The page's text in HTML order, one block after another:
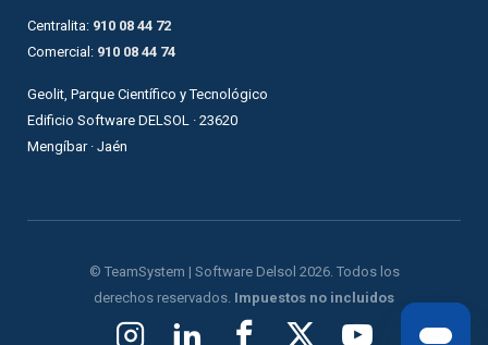
Centralita: 910 08 44 72
Comercial: 910 08 44 74
Geolit, Parque Científico y Tecnológico
Edificio Software DELSOL · 23620
Mengíbar · Jaén
© TeamSystem | Software Delsol 2026. Todos los
derechos reservados. Impuestos no incluidos